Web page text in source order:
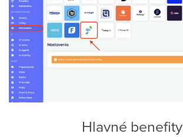
Hlavné benefity